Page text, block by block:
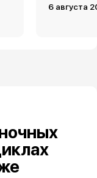
6 августа